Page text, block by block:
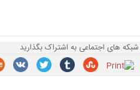
شبکه های اجتماعی به اشتراک بگذارید